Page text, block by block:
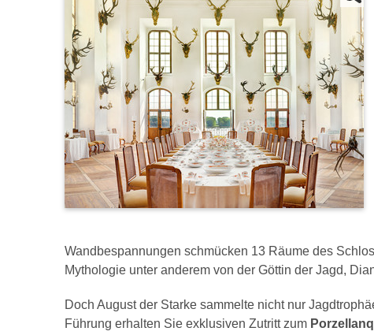
Wandbespannungen schmücken 13 Räume des
Mythologie unter anderem von der Göttin der Jagd,
Doch August der Starke sammelte nicht nur
Führung erhalten Sie exklusiven Zutritt zum